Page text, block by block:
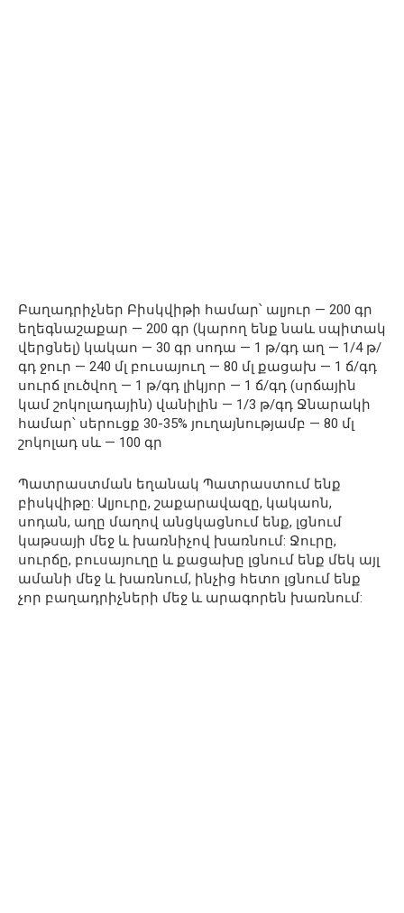
Բաղադրիչներ Բիսկվիթի համար՝ ալյուր — 200 գր
եղեգնաշաքար — 200 գր (կարող ենք նաև սպիտակ
վերցնել) կակաո — 30 գր սոդա — 1 թ/գդ աղ — 1/4 թ/
գդ ջուր — 240 մլ բուսայուղ — 80 մլ քացախ — 1 ճ/գդ
սուրճ լուծվող — 1 թ/գդ լիկյոր — 1 ճ/գդ (սրճային
կամ շոկոլադային) վանիլին — 1/3 թ/գդ Ջնարակի
համար՝ սերուցք 30-35% յուղայնությամբ — 80 մլ
շոկոլադ սև — 100 գր
Պատրաստման եղանակ Պատրաստում ենք
բիսկվիթը: Ալյուրը, շաքարավազը, կակաոն,
սոդան, աղը մաղով անցկացնում ենք, լցնում
կաթսայի մեջ և խառնիչով խառնում: Ջուրը,
սուրճը, բուսայուղը և քացախը լցնում ենք մեկ այլ
ամանի մեջ և խառնում, ինչից հետո լցնում ենք
չոր բաղադրիչների մեջ և արագորեն խառնում: